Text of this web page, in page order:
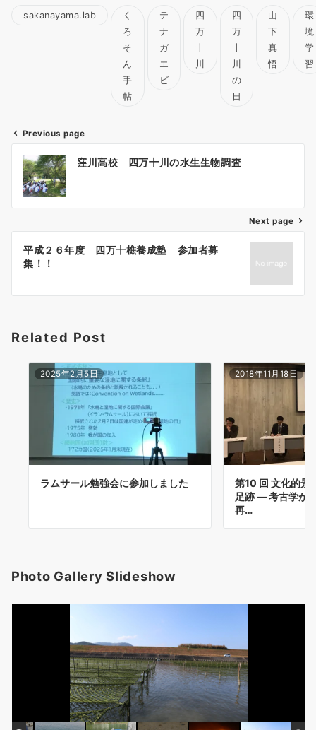
sakanayama.lab
く
ろ
そ
ん
手
帖
テ
ナ
ガ
エ
ビ
四
万
十
川
四
万
十
川
の
日
山
下
真
悟
環
境
学
習
投
稿
ナ
ビ
シ
ョ
ン
Previous page
窪川高校 四万十川の水生生物調査
Next page
平成２６年度 四万十樵養成塾 参加者募
集！！
Related Post
2025年2月5日
ラムサール勉強会に参加しました
2018年11月18日
第10 回 文化的景
足跡 ― 考古学か
再…
Photo Gallery Slideshow